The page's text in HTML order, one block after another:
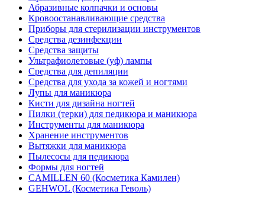
Абразивные колпачки и основы
Кровоостанавливающие средства
Приборы для стерилизации инструментов
Средства дезинфекции
Средства защиты
Ультрафиолетовые (уф) лампы
Средства для депиляции
Средства для ухода за кожей и ногтями
Лупы для маникюра
Кисти для дизайна ногтей
Пилки (терки) для педикюра и маникюра
Инструменты для маникюра
Хранение инструментов
Вытяжки для маникюра
Пылесосы для педикюра
Формы для ногтей
CAMILLEN 60 (Косметика Камилен)
GEHWOL (Косметика Геволь)